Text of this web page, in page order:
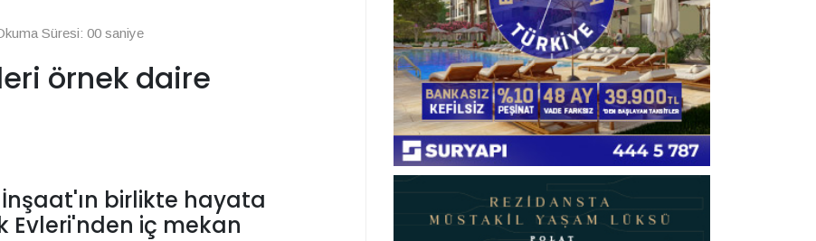
Süresi: 00 saniye
örnek daire
birlikte hayata
Evleri'nden iç mekan